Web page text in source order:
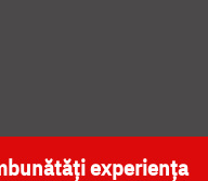
NAȚIONALĂ
experiența